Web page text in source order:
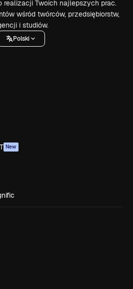
realizacji Twoich najlepszych prac.
wśród twórców, przedsiębiorstw,
i studiów.
Polski
New